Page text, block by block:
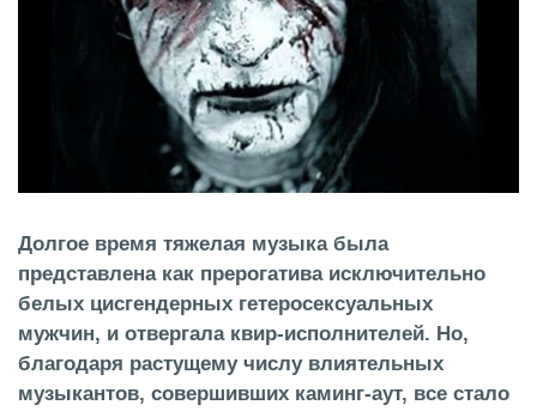
Долгое время тяжелая музыка была
представлена как прерогатива исключительно
белых цисгендерных гетеросексуальных
мужчин, и отвергала квир-исполнителей. Но,
благодаря растущему числу влиятельных
музыкантов, совершивших каминг-аут, все стало